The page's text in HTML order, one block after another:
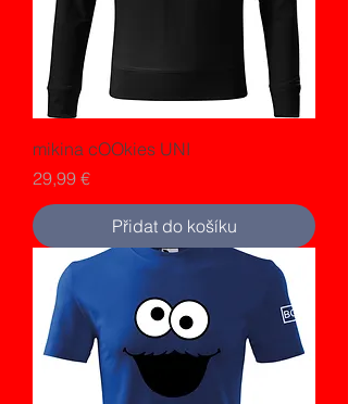
mikina cOOkies UNI
Cena
29,99 €
Přidat do košíku